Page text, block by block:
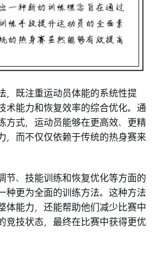
，既注重运动员体能的系统性提
术能力和恢复效率的综合优化。通
方式，运动员能够在更高效、更精
，而不仅仅依赖于传统的热身赛来
节、技能训练和恢复优化等方面的
种更为全面的训练方法。这种方法
体能力，还能帮助他们减少比赛中
竞技状态，最终在比赛中获得更优